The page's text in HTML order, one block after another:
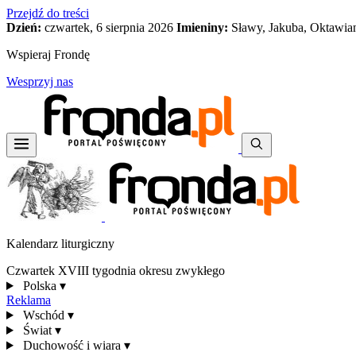
Przejdź do treści
Dzień: czwartek, 6 sierpnia 2026 Imieniny: Sławy, Jakuba,
Wspieraj Frondę
Wesprzyj nas
Kalendarz liturgiczny
Czwartek XVIII tygodnia okresu zwykłego
Polska ▾
Reklama
Wschód ▾
Świat ▾
Duchowość i wiara ▾